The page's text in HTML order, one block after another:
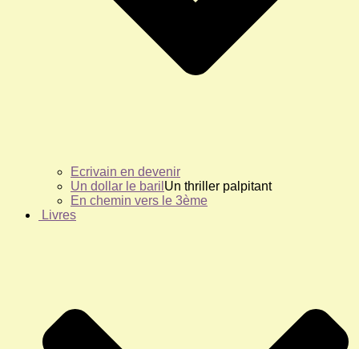
Ecrivain en devenir
Un dollar le baril Un thriller palpitant
En chemin vers le 3ème
Livres